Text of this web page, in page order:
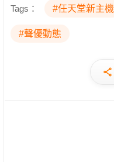
Tags： #任天堂新主機
#聲優動態